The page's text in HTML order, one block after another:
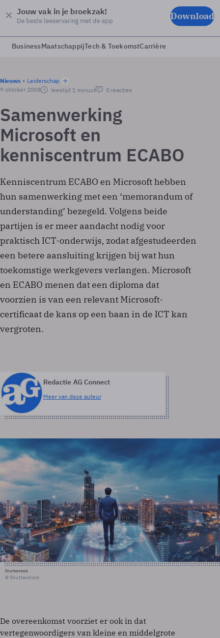
Jouw vak in je broekzak!
De beste leeservaring met de app Download
BusinessMaatschappijTech & ToekomstCarrière
Nieuws
Leiderschap
9 oktober 2008
leestijd 1 minuut 0 reacties
Samenwerking
Microsoft en
kenniscentrum ECABO
Kenniscentrum ECABO en Microsoft hebben
hun samenwerking met een ‘memorandum of
understanding’ bezegeld. Volgens beide
partijen is er meer aandacht nodig voor
praktisch ICT-onderwijs, zodat afgestudeerden
een betere aansluiting krijgen bij wat hun
toekomstige werkgevers verlangen. Microsoft
en ECABO menen dat een diploma dat
voorzien is van een relevant Microsoft-
certificaat de kans op een baan in de ICT kan
vergroten.
Redactie AG Connect
Meer van deze auteur
Shutterstock
© Shutterstock
De overeenkomst voorziet er ook in dat
vertegenwoordigers van kleine en middelgrote